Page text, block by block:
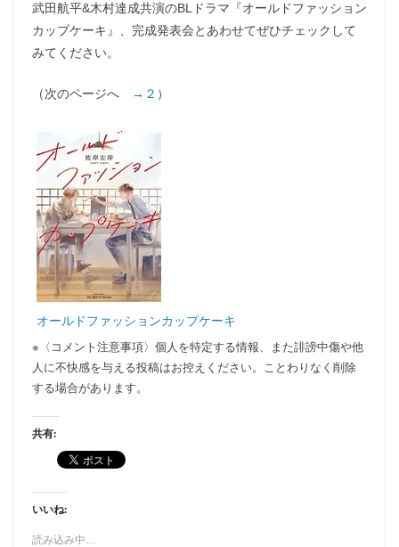
武田航平&木村達成共演のBLドラマ『オールドファッション
カップケーキ』、完成発表会とあわせてぜひチェックして
みてください。
（次のページへ →２ ）
オールドファッションカップケーキ
※〈コメント注意事項〉個人を特定する情報、また誹謗中傷や他
人に不快感を与える投稿はお控えください。ことわりなく削除
する場合があります。
共有:
いいね:
読み込み中…